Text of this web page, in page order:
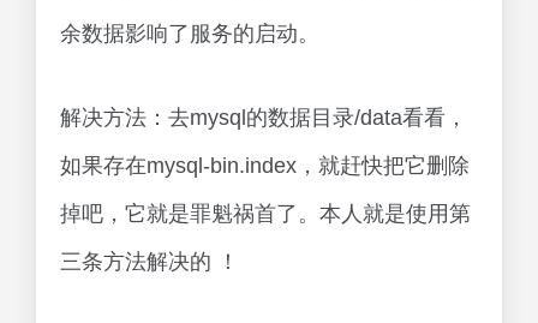
余数据影响了服务的启动。
解决方法：去mysql的数据目录/data看看，
如果存在mysql-bin.index，就赶快把它删除
掉吧，它就是罪魁祸首了。本人就是使用第
三条方法解决的 ！